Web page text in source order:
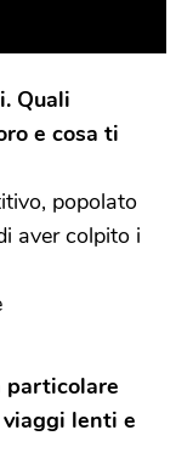
Quali
e cosa ti
popolato
aver colpito i
particolare
lenti e